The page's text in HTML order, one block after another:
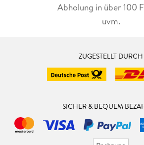
Abholung in über 100
uvm.
ZUGESTELLT DURCH
SICHER & BEQUEM